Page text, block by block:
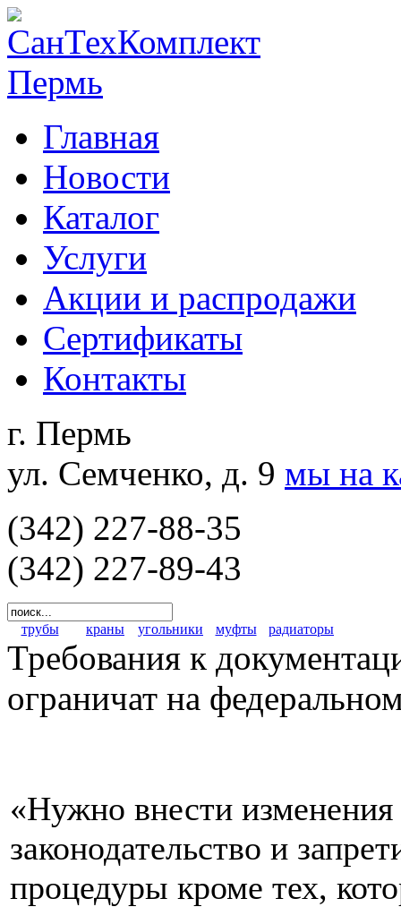
Главная
Новости
Каталог
Услуги
Акции и распродажи
Сертификаты
Контакты
г. Пермь
ул. Семченко, д. 9 мы на
(342) 227-88-35
(342) 227-89-43
трубы краны угольники муфты радиаторы
Требования к
ограничат на
«Нужно внести
законодательство и
процедуры кроме тех,